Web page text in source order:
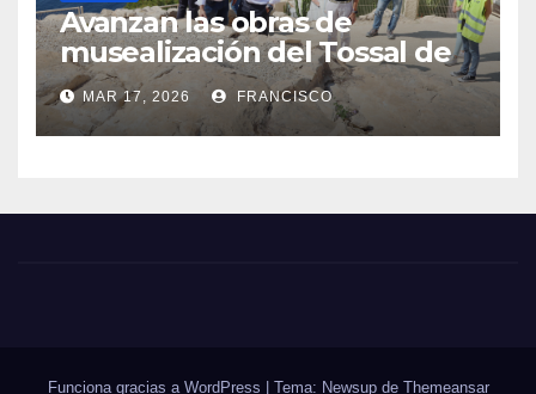
Avanzan las obras de
musealización del Tossal de
La Cala, que han permitido
excavar nuevas zonas
MAR 17, 2026 FRANCISCO
Funciona gracias a WordPress Tema: Newsup de Themeansar